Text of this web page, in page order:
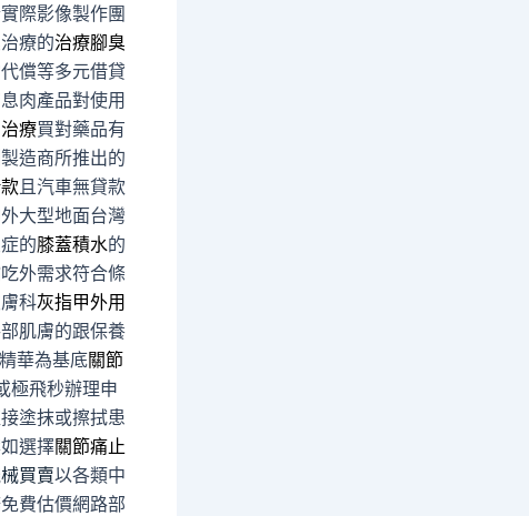
際影像製作團
療的治療腳臭
償等多元借貸
肉產品對使用
療買對藥品有
造商所推出的
且汽車無貸款
大型地面台灣
的膝蓋積水的
外需求符合條
科灰指甲外用
肌膚的跟保養
華為基底關節
極飛秒辦理申
塗抹或擦拭患
選擇關節痛止
買賣以各類中
費估價網路部